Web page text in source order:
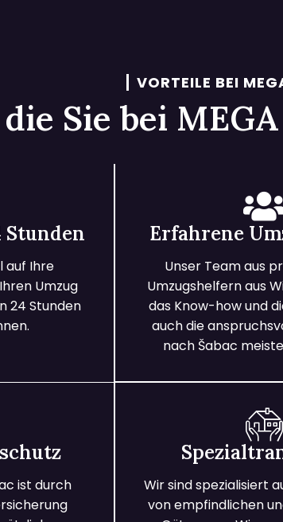
VORTEILE BEI
Sie bei
auf Ihre
Umzug
24 Stunden
Erfahrene
Unser Team aus
Umzugshelfern aus
das Know-how und
auch die
nach Šabac
ist durch
Wir sind spezialisiert
von empfindlichen